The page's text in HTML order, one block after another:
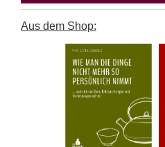
Aus dem Shop: